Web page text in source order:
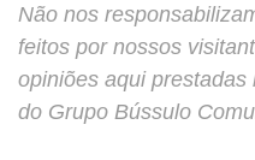
Não nos
feitos por nossos
opiniões aqui
do Grupo Bússulo